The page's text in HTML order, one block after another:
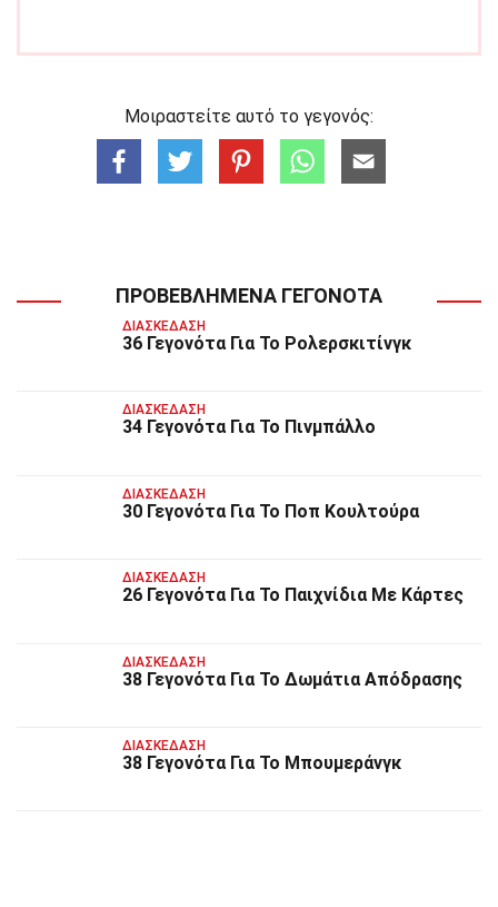
Μοιραστείτε αυτό το γεγονός:
ΠΡΟΒΕΒΛΗΜΈΝΑ ΓΕΓΟΝΌΤΑ
ΔΙΑΣΚΈΔΑΣΗ
36 Γεγονότα Για Το Ρολερσκιτίνγκ
ΔΙΑΣΚΈΔΑΣΗ
34 Γεγονότα Για Το Πινμπάλλο
ΔΙΑΣΚΈΔΑΣΗ
30 Γεγονότα Για Το Ποπ Κουλτούρα
ΔΙΑΣΚΈΔΑΣΗ
26 Γεγονότα Για Το Παιχνίδια Με Κάρτες
ΔΙΑΣΚΈΔΑΣΗ
38 Γεγονότα Για Το Δωμάτια Απόδρασης
ΔΙΑΣΚΈΔΑΣΗ
38 Γεγονότα Για Το Μπουμεράνγκ